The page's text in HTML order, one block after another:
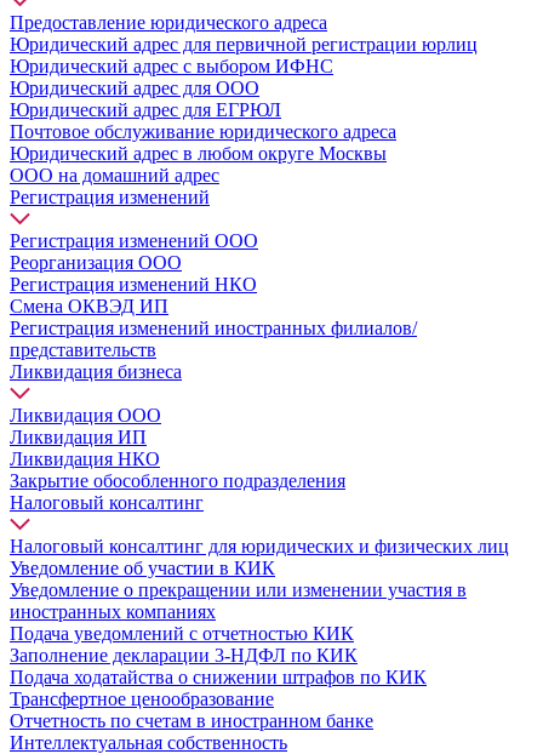
Предоставление юридического адреса
Юридический адрес для первичной регистрации юрлиц
Юридический адрес с выбором ИФНС
Юридический адрес для ООО
Юридический адрес для ЕГРЮЛ
Почтовое обслуживание юридического адреса
Юридический адрес в любом округе Москвы
ООО на домашний адрес
Регистрация изменений
Регистрация изменений ООО
Реорганизация ООО
Регистрация изменений НКО
Смена ОКВЭД ИП
Регистрация изменений иностранных филиалов/
представительств
Ликвидация бизнеса
Ликвидация ООО
Ликвидация ИП
Ликвидация НКО
Закрытие обособленного подразделения
Налоговый консалтинг
Налоговый консалтинг для юридических и физических лиц
Уведомление об участии в КИК
Уведомление о прекращении или изменении участия в
иностранных компаниях
Подача уведомлений с отчетностью КИК
Заполнение декларации 3-НДФЛ по КИК
Подача ходатайства о снижении штрафов по КИК
Трансфертное ценообразование
Отчетность по счетам в иностранном банке
Интеллектуальная собственность